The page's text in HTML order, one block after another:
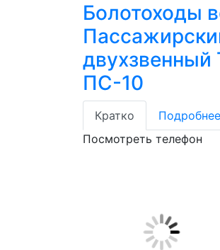
Болотоходы
ПС-10
Кратко
Подробнее
Посмотреть телефон